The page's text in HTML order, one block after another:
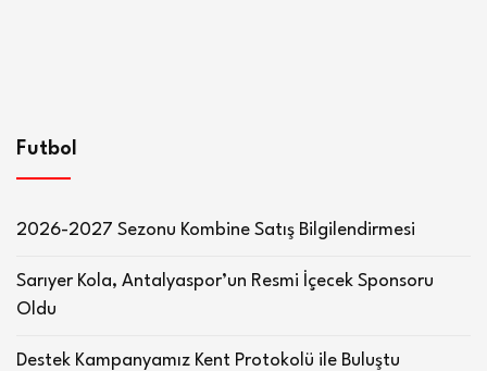
Futbol
2026-2027 Sezonu Kombine Satış Bilgilendirmesi
Sarıyer Kola, Antalyaspor’un Resmi İçecek Sponsoru
Oldu
Destek Kampanyamız Kent Protokolü ile Buluştu